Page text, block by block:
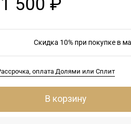
Скидка 10% при покупке в
оплата Долями или Сплит
500 ₽
В корзину